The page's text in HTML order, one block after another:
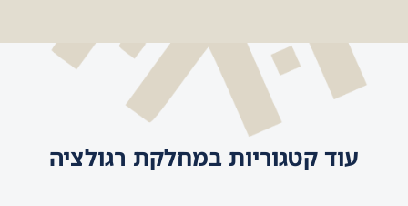
עוד קטגוריות במחלקת רגולציה